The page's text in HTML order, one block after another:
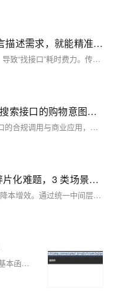
Apipost智能搜索：只需用业务语言描述需求，就能精准定位目标接口，API 搜索的下一代形态！
在大型项目中，API 数量庞大、命名不一，导致“找接口”耗时费力。传统工具依赖关键词搜索，难以应对语义模糊或命名不规范的场景。Apipost AI 智能搜索功能，支持自然语言查询，如“和用户登录有关的接口”，系统可理解语义并精准匹配目标接口。无论是新人上手、模糊查找还是批量定位，都能大幅提升检索效率，降低协作成本。从关键词到语义理解，智能搜索让开发者少花时间找接口，多专注核心开发，真正实现高效协作。
亚马逊 SP-API 深度开发：关键字搜索接口的购物意图挖掘与合规竞品分析
本文深度解析亚马逊SP-API关键字搜索接口的合规调用与商业应用，涵盖意图识别、竞品分析、性能优化全链路。通过COSMO算法解析用户购物意图，结合合规技术方案提升关键词转化率，助力卖家实现数据驱动决策，安全高效优化运营。
阿里云 API 聚合实战：破解接口碎片化难题，3 类场景方案让业务响应提速 60%
API聚合破解接口碎片化困局，助力开发者降本增效。通过统一中间层整合微服务、第三方接口与AI模型，实现调用次数减少60%、响应提速70%。阿里云实测：APISIX+函数计算+ARMS监控组合，支撑百万级并发，故障定位效率提升90%。
本文介绍了使用PHP连接MySQL数据库的基本函数及其实现案例。内容涵盖数据库连接、选择数据库、执行查询、获取结果等常用操作，并通过用户登录和修改密码的功能实例，展示了PHP与MySQL的交互过程及代码实现。